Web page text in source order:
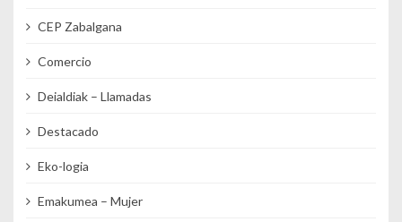
CEP Zabalgana
Comercio
Deialdiak – Llamadas
Destacado
Eko-logia
Emakumea – Mujer